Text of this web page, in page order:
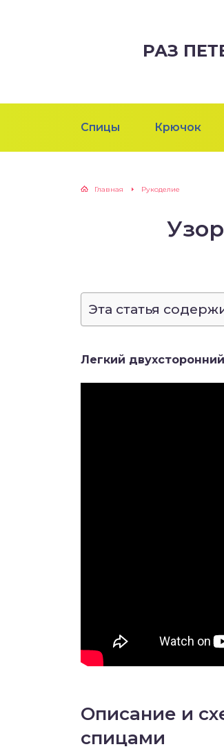
РАЗ
Спицы Крючок
Главная Рукоделие
Эта статья
Легкий
Описание и
спицами